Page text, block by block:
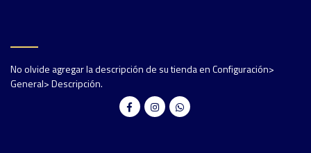
No olvide agregar la descripción de su tienda en Configuración>
General> Descripción.